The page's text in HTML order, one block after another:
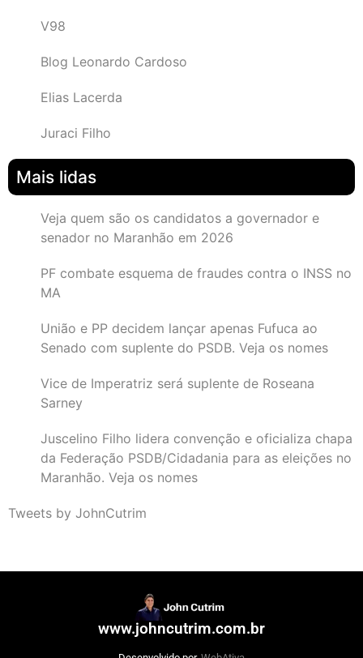
V98
Blog Leonardo Cardoso
Elias Lacerda
Juraci Filho
Mais lidas
Veja quem são os candidatos a governador e
senador no Maranhão em 2026
PF combate esquema de fraudes contra o INSS no
MA
União e PP decidem lançar apenas Fufuca ao
Senado com suplente do PSDB. Veja os nomes
Vice de Imperatriz será suplente de Roseana
Sarney
Juscelino Filho lidera convenção e oficializa chapa
da Federação PSDB/Cidadania para as eleições no
Maranhão. Veja os nomes
Tweets by JohnCutrim
www.johncutrim.com.br